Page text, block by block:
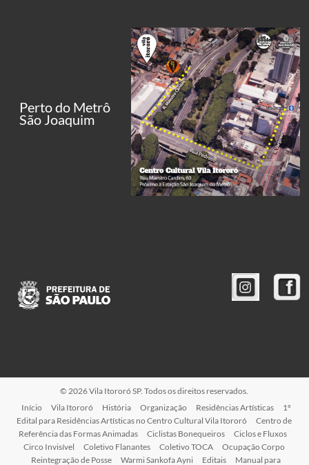
Perto do Metrô
São Joaquim
© 2026 Vila Itororó SP. Todos os direitos reservados.
Início
Vila Itororó História Organização Residências Artísticas
1º
Edital para Residências Artísticas no Centro Cultural Vila Itororó
Centro de
Referência das Formas Animadas
Ciclistas Bonequeiros
Ciclos e Fluxos
Circo Invisível
Coletivo Flanantes Coletivo TOCA
Ocupação Corpo
Reintegração de Posse
Warmi Sankofa Ayni Editais Manual para